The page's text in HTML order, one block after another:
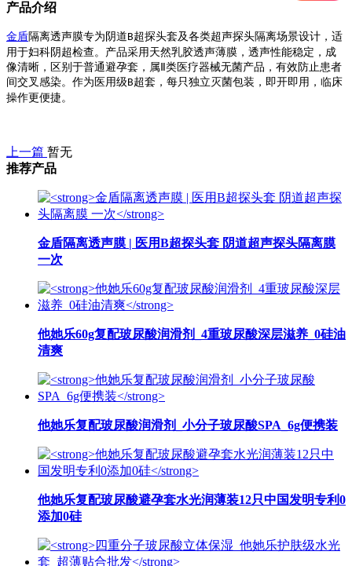
产品介绍
金盾隔离透声膜专为阴道B超探头套及各类超声探头隔离场景设计，适
用于妇科阴超检查。产品采用天然乳胶透声薄膜，透声性能稳定，成
像清晰，区别于普通避孕套，属Ⅱ类医疗器械无菌产品，有效防止患者
间交叉感染。作为医用级B超套，每只独立灭菌包装，即开即用，临床
操作更便捷。
上一篇 暂无
推荐产品
金盾隔离透声膜 | 医用B超探头套 阴道超声探头隔离膜
一次
他她乐60g复配玻尿酸润滑剂_4重玻尿酸深层滋养_0硅油
清爽
他她乐复配玻尿酸润滑剂_小分子玻尿酸SPA_6g便携装
他她乐复配玻尿酸避孕套水光润薄装12只中国发明专利0
添加0硅